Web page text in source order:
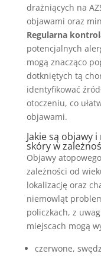
drażniących na
objawami oraz
Regularna
potencjalnych
mogą znacząco
dotkniętych tą
identyfikować
otoczeniu, co
objawami.
Jakie są objawy
skóry w
Objawy
zależności od
lokalizację oraz
niemowląt
policzkach, z
miejscach mogą
czerwone,